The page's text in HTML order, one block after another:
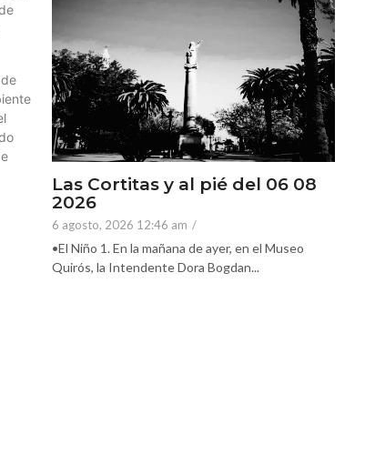
Las Cortitas y al pié del 06 08
2026
6 agosto, 2026 12:46 am /
•El Niño 1. En la mañana de ayer, en el Museo
Quirós, la Intendente Dora Bogdan...